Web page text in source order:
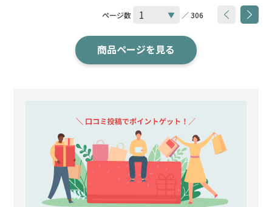
ページ数 ／ 306
商品ページを見る